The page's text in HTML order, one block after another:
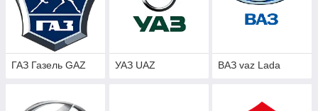
ГАЗ Газель GAZ УАЗ UAZ ВАЗ vaz Lada